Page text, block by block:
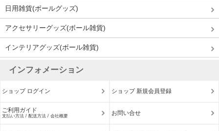
日用雑貨(ボールグッズ)
アクセサリーグッズ(ボール雑貨)
インテリアグッズ(ボール雑貨)
インフォメーション
ショップ ログイン ショップ 新規会員登録
ご利用ガイド
支払い方法 / 配送方法 / 会社概要 お問い合せ